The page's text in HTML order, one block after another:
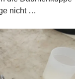
nicht …